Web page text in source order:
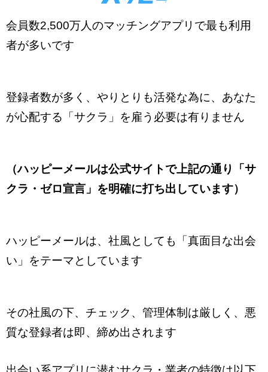
会員数2,500万人のマッチングアプリで最も利用
者が多いです
登録者数が多く、やりとりも活発な為に、あなた
が心配する「サクラ」を雇う必要は有りません
（ハッピーメールは公式サイトで上記の通り「サ
クラ・ゼロ宣言」を明確に打ち出しています）
ハッピーメールは、社風としても「真面目な出会
い」をテーマとしています
その社風の下、チェック、管理体制は厳しく、悪
質な登録者は即、締め出されます